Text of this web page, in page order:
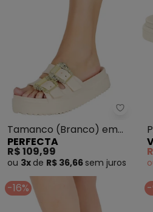
Tamanco (Branco) em
Eva com Fivela
PERFECTA
R$ 109,99
ou 3x de R$ 36,66 sem juros
-16% -